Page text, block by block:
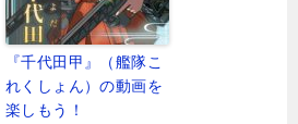
『千代田甲』（艦隊こ
れくしょん）の動画を
楽しもう！